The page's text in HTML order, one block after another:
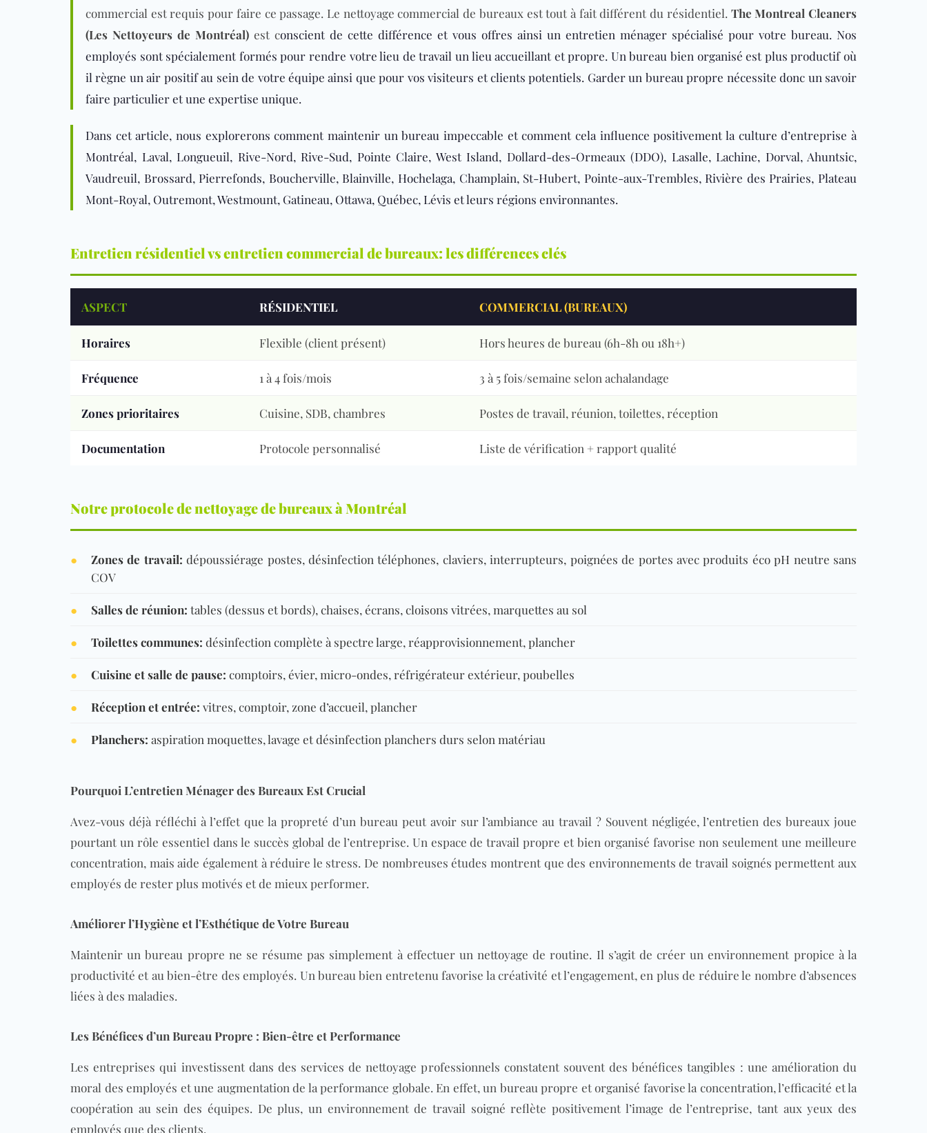
commercial est requis pour faire ce passage. Le nettoyage commercial de bureaux est tout à fait différent du résidentiel. The Montreal Cleaners
(Les Nettoyeurs de Montréal) est conscient de cette différence et vous offres ainsi un entretien ménager spécialisé pour votre bureau. Nos
employés sont spécialement formés pour rendre votre lieu de travail un lieu accueillant et propre. Un bureau bien organisé est plus productif où
il règne un air positif au sein de votre équipe ainsi que pour vos visiteurs et clients potentiels. Garder un bureau propre nécessite donc un savoir
faire particulier et une expertise unique.
Dans cet article, nous explorerons comment maintenir un bureau impeccable et comment cela influence positivement la culture d’entreprise à
Montréal, Laval, Longueuil, Rive-Nord, Rive-Sud, Pointe Claire, West Island, Dollard-des-Ormeaux (DDO), Lasalle, Lachine, Dorval, Ahuntsic,
Vaudreuil, Brossard, Pierrefonds, Boucherville, Blainville, Hochelaga, Champlain, St-Hubert, Pointe-aux-Trembles, Rivière des Prairies, Plateau
Mont-Royal, Outremont, Westmount, Gatineau, Ottawa, Québec, Lévis et leurs régions environnantes.
Entretien résidentiel vs entretien commercial de bureaux: les différences clés
ASPECT RÉSIDENTIEL COMMERCIAL (BUREAUX)
Horaires Flexible (client présent) Hors heures de bureau (6h-8h ou 18h+)
Fréquence 1 à 4 fois/mois 3 à 5 fois/semaine selon achalandage
Zones prioritaires Cuisine, SDB, chambres Postes de travail, réunion, toilettes, réception
Documentation Protocole personnalisé Liste de vérification + rapport qualité
Notre protocole de nettoyage de bureaux à Montréal
● Zones de travail: dépoussiérage postes, désinfection téléphones, claviers, interrupteurs, poignées de portes avec produits éco pH neutre sans
COV
● Salles de réunion: tables (dessus et bords), chaises, écrans, cloisons vitrées, marquettes au sol
● Toilettes communes: désinfection complète à spectre large, réapprovisionnement, plancher
● Cuisine et salle de pause: comptoirs, évier, micro-ondes, réfrigérateur extérieur, poubelles
● Réception et entrée: vitres, comptoir, zone d’accueil, plancher
● Planchers: aspiration moquettes, lavage et désinfection planchers durs selon matériau
Pourquoi L’entretien Ménager des Bureaux Est Crucial
Avez-vous déjà réfléchi à l’effet que la propreté d’un bureau peut avoir sur l’ambiance au travail ? Souvent négligée, l’entretien des bureaux joue
pourtant un rôle essentiel dans le succès global de l’entreprise. Un espace de travail propre et bien organisé favorise non seulement une meilleure
concentration, mais aide également à réduire le stress. De nombreuses études montrent que des environnements de travail soignés permettent aux
employés de rester plus motivés et de mieux performer.
Améliorer l’Hygiène et l’Esthétique de Votre Bureau
Maintenir unbureau propre ne se résume pas simplement à effectuer un nettoyage de routine. Il s’agit de créer un environnement propice à la
productivité et au bien-être des employés. Un bureau bien entretenu favorise la créativité et l’engagement, en plus de réduire le nombre d’absences
liées à des maladies.
Les Bénéfices d’un Bureau Propre : Bien-être et Performance
Les entreprises qui investissent dans des services de nettoyage professionnels constatent souvent des bénéfices tangibles : une amélioration du
moral des employés et une augmentation de la performance globale. En effet, un bureau propre et organisé favorise la concentration, l’efficacité et la
coopération au sein des équipes. De plus, un environnement de travail soigné reflète positivement l’image de l’entreprise, tant aux yeux des
employés que des clients.